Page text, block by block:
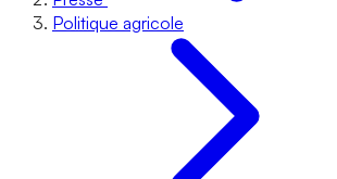
Politique agricole